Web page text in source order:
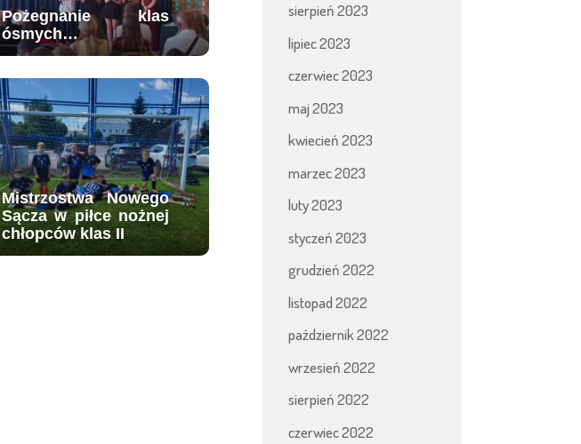
Pożegnanie klas
ósmych…
Mistrzostwa Nowego
Sącza w piłce nożnej
chłopców klas II
sierpień 2023
lipiec 2023
czerwiec 2023
maj 2023
kwiecień 2023
marzec 2023
luty 2023
styczeń 2023
grudzień 2022
listopad 2022
październik 2022
wrzesień 2022
sierpień 2022
czerwiec 2022